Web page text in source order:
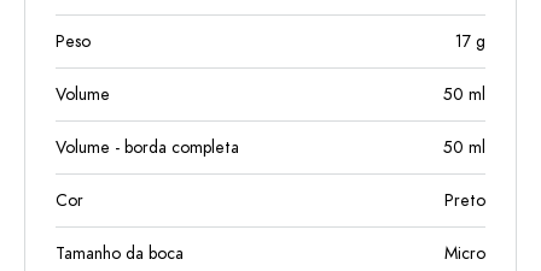
Peso 17 g
Volume 50 ml
Volume - borda completa 50 ml
Cor Preto
Tamanho da boca Micro